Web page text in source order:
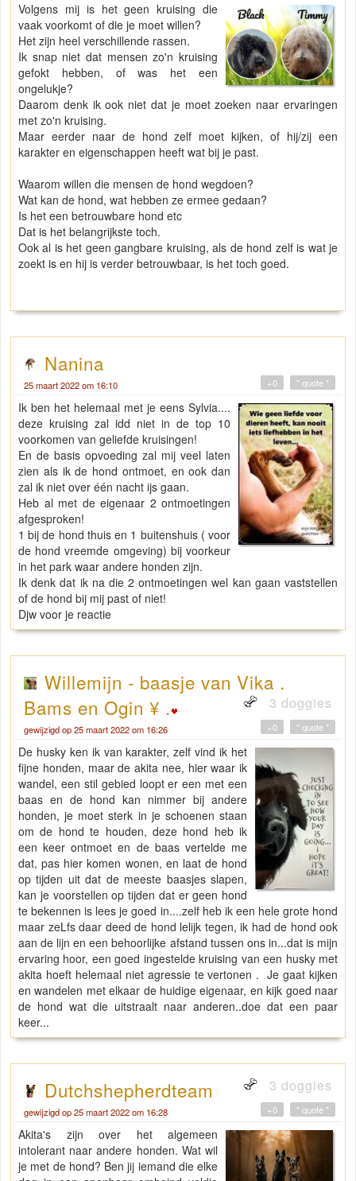
Volgens mij is het geen kruising die
vaak voorkomt of die je moet willen?
Het zijn heel verschillende rassen.
Ik snap niet dat mensen zo'n kruising
gefokt hebben, of was het een
ongelukje?
Daarom denk ik ook niet dat je moet zoeken naar ervaringen
met zo'n kruising.
Maar eerder naar de hond zelf moet kijken, of hij/zij een
karakter en eigenschappen heeft wat bij je past.
Waarom willen die mensen de hond wegdoen?
Wat kan de hond, wat hebben ze ermee gedaan?
Is het een betrouwbare hond etc
Dat is het belangrijkste toch.
Ook al is het geen gangbare kruising, als de hond zelf is wat je
zoekt is en hij is verder betrouwbaar, is het toch goed.
Nanina
25 maart 2022 om 16:10 " quote "
+0
Ik ben het helemaal met je eens Sylvia....
deze kruising zal idd niet in de top 10
voorkomen van geliefde kruisingen!
En de basis opvoeding zal mij veel laten
zien als ik de hond ontmoet, en ook dan
zal ik niet over één nacht ijs gaan.
Heb al met de eigenaar 2 ontmoetingen
afgesproken!
1 bij de hond thuis en 1 buitenshuis ( voor
de hond vreemde omgeving) bij voorkeur
in het park waar andere honden zijn.
Ik denk dat ik na die 2 ontmoetingen wel kan gaan vaststellen
of de hond bij mij past of niet!
Djw voor je reactie
Willemijn - baasje van Vika .
Bams en Ogin ¥ .
3 doggies
gewijzigd op 25 maart 2022 om 16:26 " quote "
+0
De husky ken ik van karakter, zelf vind ik het
fijne honden, maar de akita nee, hier waar ik
wandel, een stil gebied loopt er een met een
baas en de hond kan nimmer bij andere
honden, je moet sterk in je schoenen staan
om de hond te houden, deze hond heb ik
een keer ontmoet en de baas vertelde me
dat, pas hier komen wonen, en laat de hond
op tijden uit dat de meeste baasjes slapen,
kan je voorstellen op tijden dat er geen hond
te bekennen is lees je goed in....zelf heb ik een hele grote hond
maar zeLfs daar deed de hond lelijk tegen, ik had de hond ook
aan de lijn en een behoorlijke afstand tussen ons in...dat is mijn
ervaring hoor, een goed ingestelde kruising van een husky met
akita hoeft helemaal niet agressie te vertonen . Je gaat kijken
en wandelen met elkaar de huidige eigenaar, en kijk goed naar
de hond wat die uitstraalt naar anderen..doe dat een paar
keer...
Dutchshepherdteam 3 doggies
gewijzigd op 25 maart 2022 om 16:28 " quote "
+0
Akita's zijn over het algemeen
intolerant naar andere honden. Wat wil
je met de hond? Ben jij iemand die elke